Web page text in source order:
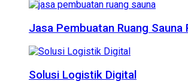
Jasa Pembuatan Ruang
Solusi Logistik Digital